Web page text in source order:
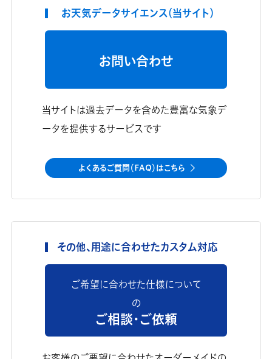
お天気データサイエンス（当サイト）
お問い合わせ
当サイトは過去データを含めた豊富な気象デ
ータを提供するサービスです
よくあるご質問（FAQ）はこちら
その他、用途に合わせたカスタム対応
ご希望に合わせた仕様について
の
ご相談・ご依頼